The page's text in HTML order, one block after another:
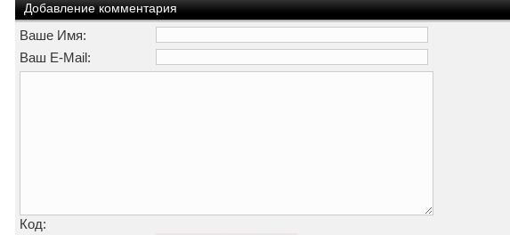
Добавление комментария
Ваше Имя:
Ваш E-Mail:
Код: